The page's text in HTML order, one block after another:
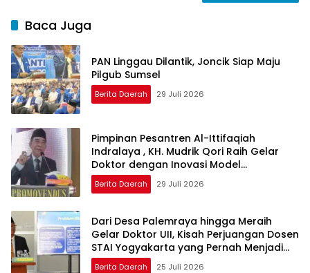
Baca Juga
PAN Linggau Dilantik, Joncik Siap Maju
Pilgub Sumsel
Berita Daerah 29 Juli 2026
Pimpinan Pesantren Al-Ittifaqiah
Indralaya , KH. Mudrik Qori Raih Gelar
Doktor dengan Inovasi Model
Pembelajaran Nagham Al-Qur’an di UMM
Berita Daerah 29 Juli 2026
Dari Desa Palemraya hingga Meraih
Gelar Doktor UII, Kisah Perjuangan Dosen
STAI Yogyakarta yang Pernah Menjadi
Driver Taksi Online
Berita Daerah 25 Juli 2026